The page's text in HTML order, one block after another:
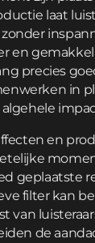
laat
en
precies
in
en
geplaatste
filter kan
van
de